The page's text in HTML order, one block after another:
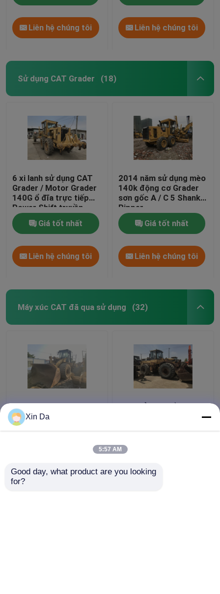
Liên hệ chúng tôi Liên hệ chúng tôi
Sử dụng CAT Grader (18)
6 xi lanh sử dụng CAT
Grader / Motor Grader
140G ổ đĩa trực tiếp
Power Shift truyền
Giá tốt nhất
Liên hệ chúng tôi
2014 năm sử dụng mèo
140k động cơ Grader
sơn gốc A / C 5 Shanks
Ripper
Giá tốt nhất
Liên hệ chúng tôi
Máy xúc CAT đã qua sử dụng (32)
Front Cat 966 Wheel
Loader Màu gốc 10.5L
Displacement Tình
Nhật bản ban đầu được
Xin Da
5:57 AM
Good day, what product are you looking
for?